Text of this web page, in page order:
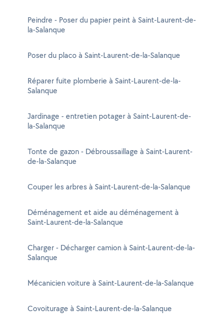
Peindre - Poser du papier peint à Saint-Laurent-de-
la-Salanque
Poser du placo à Saint-Laurent-de-la-Salanque
Réparer fuite plomberie à Saint-Laurent-de-la-
Salanque
Jardinage - entretien potager à Saint-Laurent-de-
la-Salanque
Tonte de gazon - Débroussaillage à Saint-Laurent-
de-la-Salanque
Couper les arbres à Saint-Laurent-de-la-Salanque
Déménagement et aide au déménagement à
Saint-Laurent-de-la-Salanque
Charger - Décharger camion à Saint-Laurent-de-la-
Salanque
Mécanicien voiture à Saint-Laurent-de-la-Salanque
Covoiturage à Saint-Laurent-de-la-Salanque